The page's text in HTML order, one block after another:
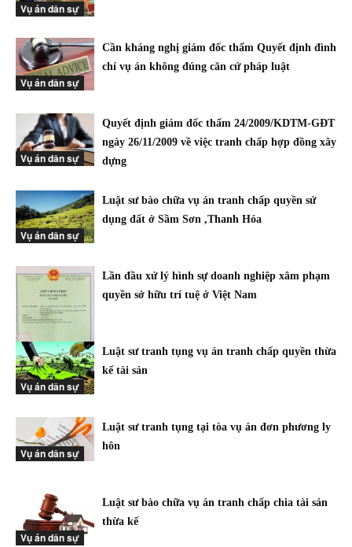
Vụ án dân sự
Vụ án dân sự
Cần kháng nghị giám đốc thẩm Quyết định đình
chỉ vụ án không đúng căn cứ pháp luật
Vụ án dân sự
Quyết định giám đốc thẩm 24/2009/KDTM-GĐT
ngày 26/11/2009 về việc tranh chấp hợp đồng xây
dựng
Vụ án dân sự
Luật sư bào chữa vụ án tranh chấp quyền sử
dụng đất ở Sầm Sơn ,Thanh Hóa
Vụ án dân sự
Lần đầu xử lý hình sự doanh nghiệp xâm phạm
quyền sở hữu trí tuệ ở Việt Nam
Vụ án dân sự
Luật sư tranh tụng vụ án tranh chấp quyền thừa
kế tài sản
Vụ án dân sự
Luật sư tranh tụng tại tòa vụ án đơn phương ly
hôn
Vụ án dân sự
Luật sư bào chữa vụ án tranh chấp chia tài sản
thừa kế